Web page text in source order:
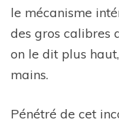
le mécanisme
des gros calibres
on le dit plus
mains.
Pénétré de cet